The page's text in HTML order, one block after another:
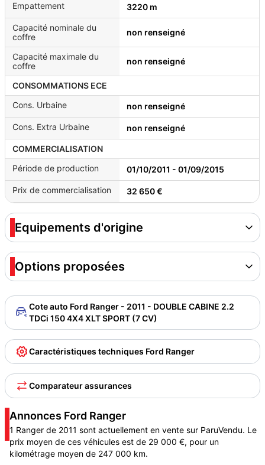
Empattement 3220 m
Capacité nominale du
coffre
non renseigné
Capacité maximale du
coffre
non renseigné
CONSOMMATIONS ECE
Cons. Urbaine
non renseigné
Cons. Extra Urbaine non renseigné
COMMERCIALISATION
Période de production
01/10/2011 - 01/09/2015
Prix de commercialisation 32 650 €
Equipements d'origine
Options proposées
Cote auto Ford Ranger - 2011 - DOUBLE CABINE 2.2
TDCi 150 4X4 XLT SPORT (7 CV)
Caractéristiques techniques Ford Ranger
Comparateur assurances
Annonces Ford Ranger
1 Ranger de 2011 sont actuellement en vente sur ParuVendu. Le
prix moyen de ces véhicules est de 29 000 €, pour un
kilométrage moyen de 247 000 km.